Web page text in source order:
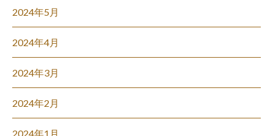
2024年5月
2024年4月
2024年3月
2024年2月
2024年1月